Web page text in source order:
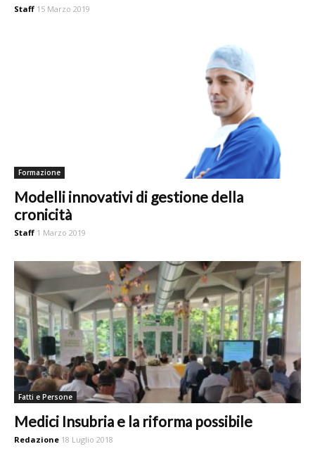
Staff 15 Marzo 2019
Formazione
Modelli innovativi di gestione della
cronicità
Staff 1 Marzo 2019
Fatti e Persone
Medici Insubria e la riforma possibile
Redazione 18 Luglio 2018